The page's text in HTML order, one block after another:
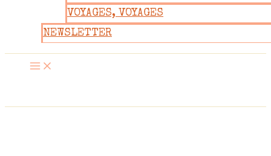
VOYAGES, VOYAGES
NEWSLETTER